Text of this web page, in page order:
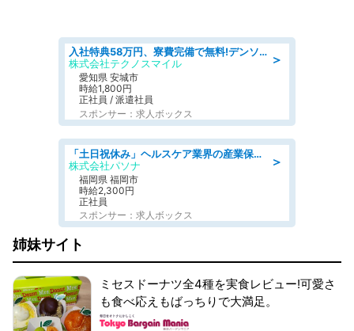
＞
入社特典58万円、寮費完備で無料!デンソーで働こう!自動車工場で小型部品の検査業務 denso aichi
株式会社テクノスマイル
愛知県 安城市
時給1,800円
正社員 / 派遣社員
スポンサー：求人ボックス
＞
「土日祝休み」ヘルスケア業界の産業保健師/高時給/未経験OK/要資格:保健師、正看護師
株式会社パソナ
福岡県 福岡市
時給2,300円
正社員
スポンサー：求人ボックス
姉妹サイト
ミセスドーナツ全4種を実食レビュー!可愛さ
も食べ応えもばっちりで大満足。